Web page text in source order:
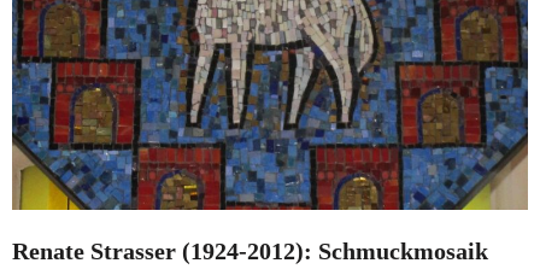
Renate Strasser (1924-2012): Schmuckmosaik